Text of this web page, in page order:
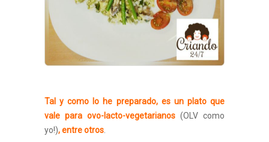
Tal y como lo he preparado, es un plato que
vale para ovo-lacto-vegetarianos (OLV como
yo!), entre otros.